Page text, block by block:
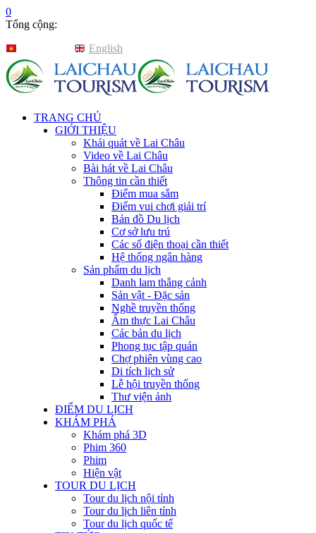
0
Tổng cộng:
English
TRANG CHỦ
GIỚI THIỆU
Khái quát về Lai Châu
Video về Lai Châu
Bài hát về Lai Châu
Thông tin cần thiết
Điểm mua sắm
Điểm vui chơi giải trí
Bản đồ Du lịch
Cơ sở lưu trú
Các số điện thoại cần thiết
Hệ thống ngân hàng
Sản phẩm du lịch
Danh lam thắng cảnh
Sản vật - Đặc sản
Nghề truyền thống
Ẩm thực Lai Châu
Các bản du lịch
Phong tục tập quán
Chợ phiên vùng cao
Di tích lịch sử
Lễ hội truyền thống
Thư viện ảnh
ĐIỂM DU LỊCH
KHÁM PHÁ
Khám phá 3D
Phim 360
Phim
Hiện vật
TOUR DU LỊCH
Tour du lịch nội tỉnh
Tour du lịch liên tỉnh
Tour du lịch quốc tế